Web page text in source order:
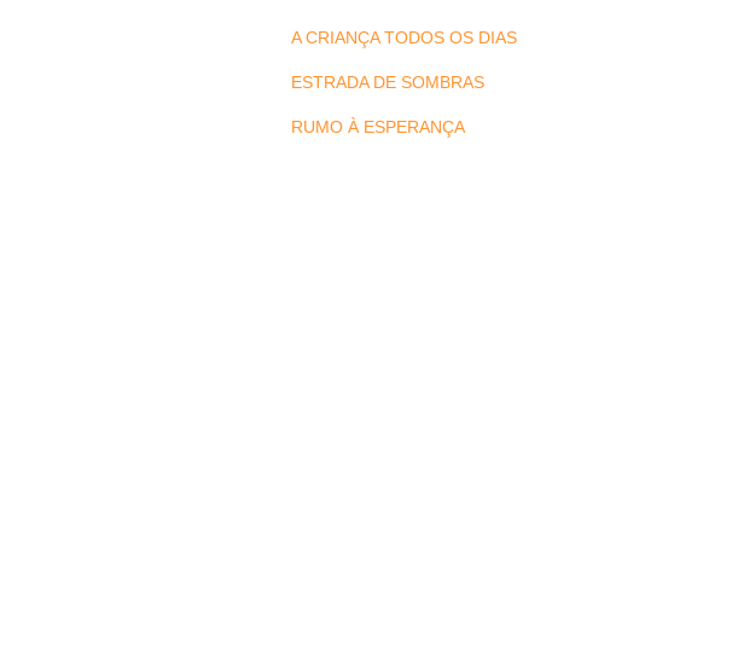
A CRIANÇA TODOS OS DIAS
ESTRADA DE SOMBRAS
RUMO À ESPERANÇA